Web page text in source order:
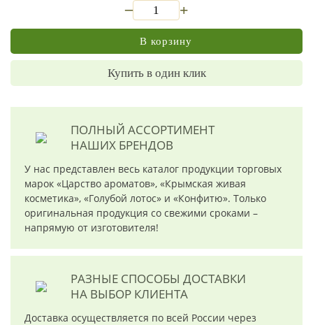
+
В корзину
Купить в один клик
ПОЛНЫЙ АССОРТИМЕНТ
НАШИХ БРЕНДОВ
У нас представлен весь каталог продукции торговых
марок «Царство ароматов», «Крымская живая
косметика», «Голубой лотос» и «Конфитю». Только
оригинальная продукция со свежими сроками –
напрямую от изготовителя!
РАЗНЫЕ СПОСОБЫ ДОСТАВКИ
НА ВЫБОР КЛИЕНТА
Доставка осуществляется по всей России через